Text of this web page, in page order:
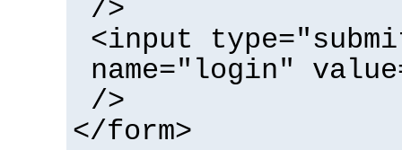
/>
<input
name="login"
/>
</form>